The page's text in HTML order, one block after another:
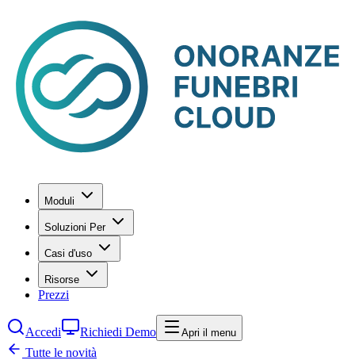
Moduli
Soluzioni Per
Casi d'uso
Risorse
Prezzi
Accedi Richiedi Demo Apri il menu
Tutte le novità